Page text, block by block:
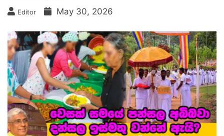
Editor May 30, 2026